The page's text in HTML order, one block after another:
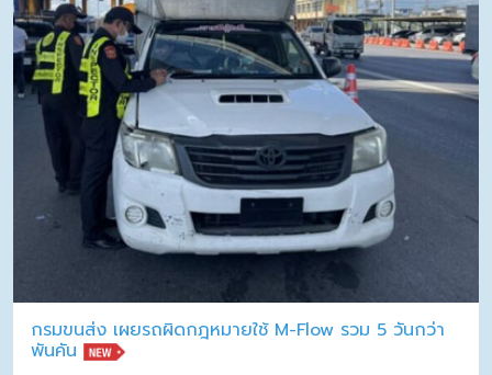
กรมขนส่ง เผยรถผิดกฎหมายใช้ M-Flow รวม 5 วันกว่า
พันคัน